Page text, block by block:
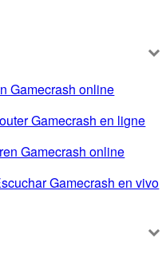
Gamecrash online
Gamecrash en ligne
Gamecrash online
Gamecrash en vivo